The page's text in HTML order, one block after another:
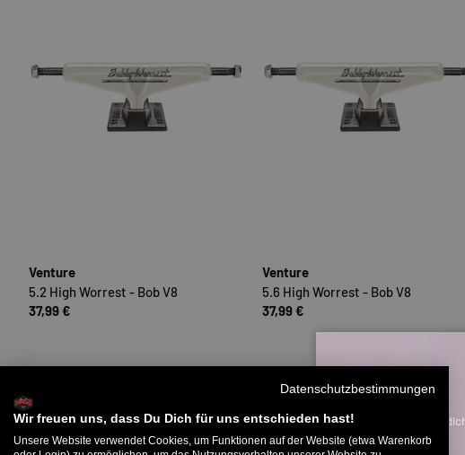
Venture
5.2 High Worrest - Bob V8
37,99 €
Venture
5.6 High Worrest - Bob V8
37,99 €
Melde
Datenschutzbestimmungen
Wir freuen uns, dass Du Dich für uns entschieden hast!
Unsere Website verwendet Cookies, um Funktionen auf der Website (etwa Warenkorb